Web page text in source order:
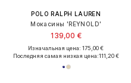
POLO RALPH LAUREN
Мокасины 'REYNOLD'
139,00 €
Изначальная цена: 175,00 €
Последняя самая низкая цена:111,20 €